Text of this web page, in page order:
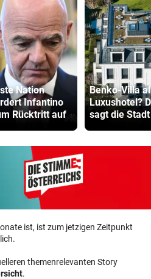
Nation
Infantino
Rücktritt auf
Benko-Villa
Luxushotel?
sagt die Stadt
ist, ist zum jetzigen Zeitpunkt
themenrelevanten Story
.